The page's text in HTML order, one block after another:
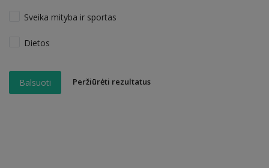
Sveika mityba ir sportas
Dietos
Balsuoti Peržiūrėti rezultatus